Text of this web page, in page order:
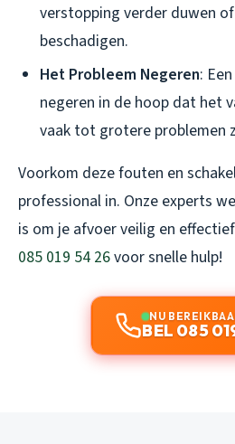
verstopping verder duwen
beschadigen.
Het Probleem Negeren:
negeren in de hoop dat het
vaak tot grotere problemen
Voorkom deze fouten en
professional in. Onze experts
is om je afvoer veilig en
085 019 54 26voor snelle hulp!
NU
BEL 085